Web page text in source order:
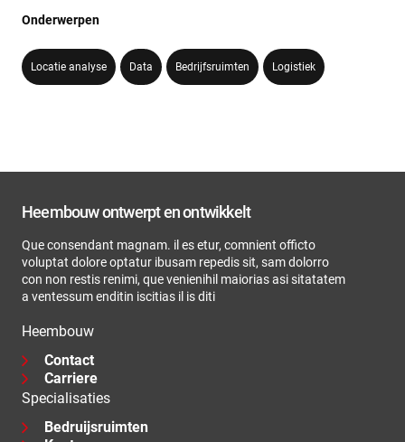
Onderwerpen
Locatie analyse Data Bedrijfsruimten Logistiek
Heembouw ontwerpt en ontwikkelt
Que consendant magnam. il es etur, comnient officto
voluptat dolore optatur ibusam repedis sit, sam dolorro
con non restis renimi, que venienihil maiorias asi sitatatem
a ventessum enditin iscitias il is diti
Heembouw
Contact
Carriere
Specialisaties
Bedruijsruimten